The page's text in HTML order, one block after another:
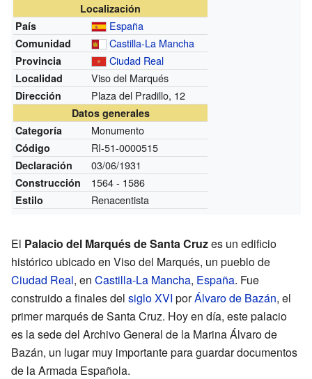
Localización
País
España
Comunidad Castilla-La Mancha
Provincia Ciudad Real
Localidad Viso del Marqués
Dirección Plaza del Pradillo, 12
Datos generales
Categoría
Monumento
Código RI-51-0000515
Declaración 03/06/1931
Construcción 1564 - 1586
Estilo Renacentista
El Palacio del Marqués de Santa Cruzes un edificio
histórico ubicado en Viso del Marqués, un pueblo de
Ciudad Real, en Castilla-La Mancha, España. Fue
construido a finales del siglo XVI porÁlvaro de Bazán, el
primer marqués de Santa Cruz. Hoy en día, este palacio
es la sede del Archivo General de la Marina Álvaro de
Bazán, un lugar muy importante para guardar documentos
de la Armada Española.